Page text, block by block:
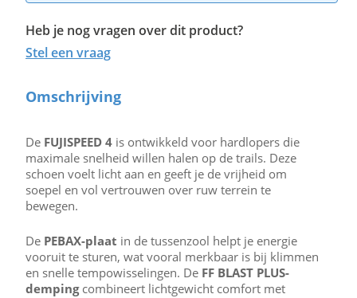
Heb je nog vragen over dit product?
Stel een vraag
Omschrijving
De FUJISPEED 4 is ontwikkeld voor hardlopers die
maximale snelheid willen halen op de trails. Deze
schoen voelt licht aan en geeft je de vrijheid om
soepel en vol vertrouwen over ruw terrein te
bewegen.
De PEBAX-plaat in de tussenzool helpt je energie
vooruit te sturen, wat vooral merkbaar is bij klimmen
en snelle tempowisselingen. De FF BLAST PLUS-
dempingcombineert lichtgewicht comfort met